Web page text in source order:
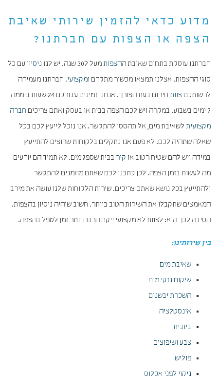
מדוע כדאי להזמין שירותי שאיבת
הצפה או הצפות עם חברתנו?
חברתנו עוסקת בתחום שאיבת ההצפותמעל ל30 שנה. יש לנו ניסיון עם כל
סוגי ההצפות. אצלנו תמצאו מכשור מתקדם ומקצועי. חברתנו מעמידה
לרשותכם צוות
חירום בעת הצורך. אנחנו זמינים עבורכם 24 שעות ביממה
7 ימים בשבוע. במקרה ויש לכם הצפה בבית או בעסק ואתם צריכים
חברה
מקצועית לשאיבת מים, אל תהססו להתקשר. אנו נוכל לייעץ לכם בכל
שאלה שתהיה לכם. לא פעם אנו נתקלים בלקוחות שרוצים להתייעץ
במידה ויש להם שטיח רטוב או קיר בבית שספג מים. לא תמיד הם יודעים
מה לעשות בזמן הצפה. לכן כתבנו לכם שאתם מוזמנים להתקשר
ולהתייעץ בכל נושא שאתם צריכים. שירות הלקוחות שלנו עושה את מירב
המאמצים שתקבלו את השירות הטוב ביותר. חשוב שיהיה ניסיון בהצפות.
הסיבה לכך היא: לצוות לא מקצועי ייקח הרבה יותר זמן לטפל בהצפה.
בין שירותינו:
שאיבת מים
שיקום נזקי מים
השכרת יבשנים
אינסטלציה
ביובית
צבע ושיפוצים
פוליש